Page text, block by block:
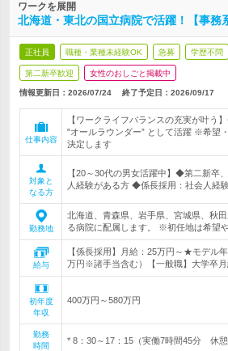
ワークを展開
北海道・東北の国立病院で活躍！【事務
正社員 職種・業種未経験OK 急募 学歴不問
第二新卒歓迎 女性のおしごと掲載中
情報更新日：2026/07/24 終了予定日： 2026/09/17
仕事内容
【ワークライフバランスの充実が叶う
"オールラウンダー” として活躍 ※希望
決定します
対象と
なる方
【20～30代の男女活躍中】◆第二新卒
人経験がある方 ◆係長採用：社会人経
勤務地
北海道、青森県、岩手県、宮城県、秋
る病院に配属します。 ※初任地は希望
給与
【係長採用】月給：25万円～★モデル
万円※諸手当含む）【一般職】大学卒月
初年度
年収
400万円～580万円
勤務
時間
* 8：30～17：15（実働7時間45分 休憩